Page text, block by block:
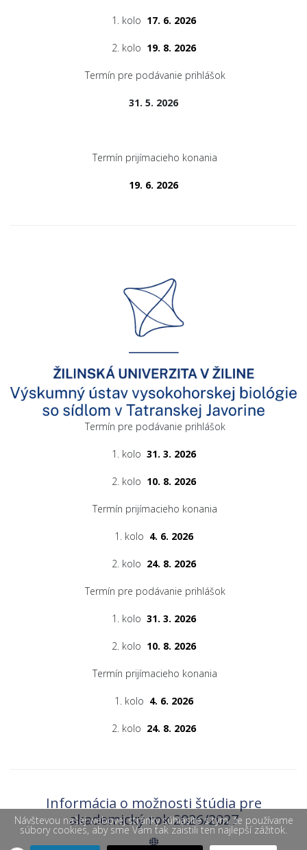
1. kolo 17. 6. 2026
2. kolo 19. 8. 2026
Termín pre podávanie prihlášok
31. 5. 2026
Termín prijímacieho konania
19. 6. 2026
Termín pre podávanie prihlášok
1. kolo 31. 3. 2026
2. kolo 10. 8. 2026
Termín prijímacieho konania
1. kolo 4. 6. 2026
2. kolo 24. 8. 2026
Termín pre podávanie prihlášok
1. kolo 31. 3. 2026
2. kolo 10. 8. 2026
Termín prijímacieho konania
1. kolo 4. 6. 2026
2. kolo 24. 8. 2026
Informácia o možnosti štúdia pre
akademický rok 2026/2027
Návštevou našej webovej stránky súhlasíte s tým, že používame
súbory cookies, aby sme Vám tak zaistili ten najlepší zážitok.